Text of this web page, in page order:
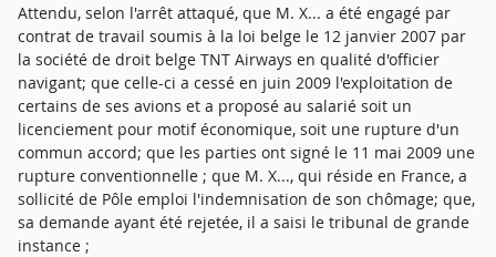
Attendu, selon l'arrêt attaqué, que M. X... a été engagé par
contrat de travail soumis à la loi belge le 12 janvier 2007 par
la société de droit belge TNT Airways en qualité d'officier
navigant; que celle-ci a cessé en juin 2009 l'exploitation de
certains de ses avions et a proposé au salarié soit un
licenciement pour motif économique, soit une rupture d'un
commun accord; que les parties ont signé le 11 mai 2009 une
rupture conventionnelle ; que M. X..., qui réside en France, a
sollicité de Pôle emploi l'indemnisation de son chômage; que,
sa demande ayant été rejetée, il a saisi le tribunal de grande
instance ;